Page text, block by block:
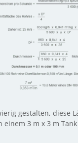
gestalten, diese
einem 3 m x 3 m